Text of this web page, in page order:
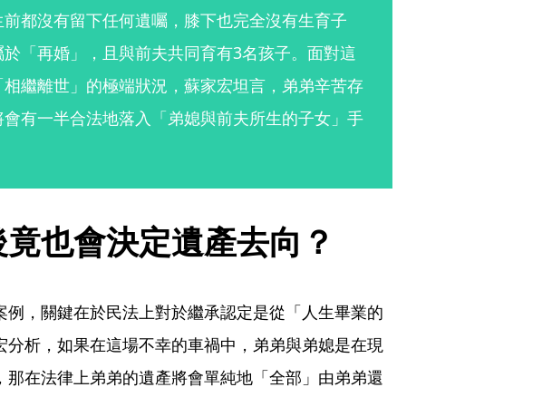
都沒有留下任何遺囑，膝下也完全沒有生育子
「再婚」，且與前夫共同育有3名孩子。面對這
繼離世」的極端狀況，蘇家宏坦言，弟弟辛苦存
有一半合法地落入「弟媳與前夫所生的子女」手
也會決定遺產去向？
，關鍵在於民法上對於繼承認定是從「人生畢業的
析，如果在這場不幸的車禍中，弟弟與弟媳是在現
在法律上弟弟的遺產將會單純地「全部」由弟弟還